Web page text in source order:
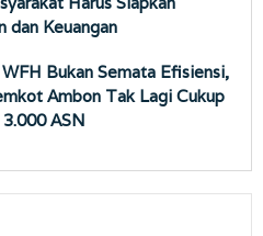
dan Keuangan
Bukan Semata Efisiensi,
Ambon Tak Lagi Cukup
ASN